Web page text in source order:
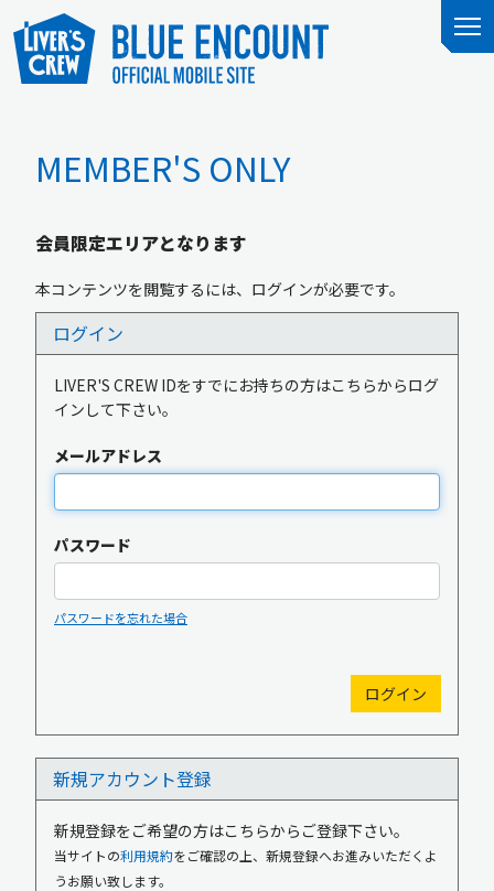
MEMBER'S ONLY
会員限定エリアとなります
本コンテンツを閲覧するには、ログインが必要です。
ログイン
LIVER'S CREW IDをすでにお持ちの方はこちらからログ
インして下さい。
メールアドレス
パスワード
パスワードを忘れた場合
新規アカウント登録
新規登録をご希望の方はこちらからご登録下さい。
当サイトの利用規約をご確認の上、新規登録へお進みいただくよ
うお願い致します。